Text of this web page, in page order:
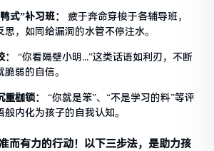
式”补习班：
疲于奔命穿梭于各辅导班，
思，如同给漏洞的水管不停注水。
“你看隔壁小明...”这类话语如利刃，不断
弱的自信。
枷锁：
“你就是笨”、“不是学习的料”等评
般内化为孩子的自我认知。
而有力的行动！以下三步法，是助力孩